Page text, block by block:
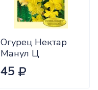
Огурец Нектар
Манул Ц
45